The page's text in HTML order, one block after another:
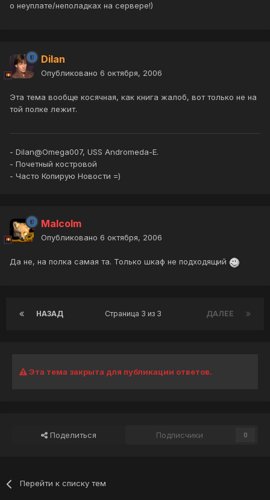
о неуплате/неполадках на сервере!)
Dilan
Опубликовано 6 октября, 2006
Эта тема вообще косячная, как книга жалоб, вот только не на
той полке лежит.
- Dilan@Omega007, USS Andromeda-E.
- Почетный костровой
- Часто Копирую Новости =)
Malcolm
Опубликовано 6 октября, 2006
Да не, на полка самая та. Только шкаф не подходящий
НАЗАД ДАЛЕЕ
Страница 3 из 3
Эта тема закрыта для публикации ответов.
Поделиться Подписчики 0
Перейти к списку тем